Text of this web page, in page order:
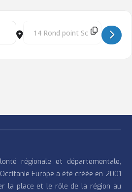
- Réunion du Groupe de Travail
Destination Address - Réunion
régionale et départementale,
Europe a été créée en 2001
la place et le rôle de la région au